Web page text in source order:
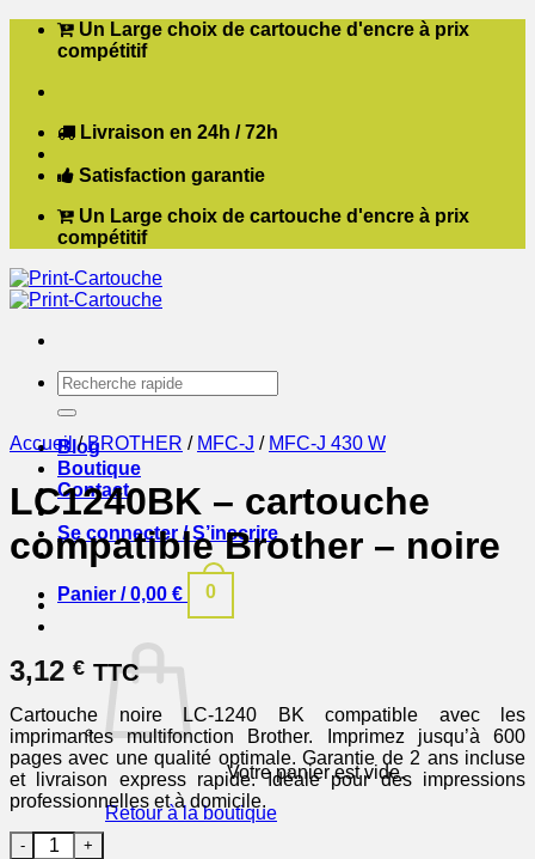
Passer Un Large choix de cartouche d'encre à prix
compétitif
Livraison en 24h / 72h
Satisfaction garantie
Un Large choix de cartouche d'encre à prix
compétitif
Recherche
pour :
Blog
Boutique
Contact
Se connecter / S’inscrire
Panier /0,00 € 0
Votre panier est vide.
Retour à la boutique
Accueil / BROTHER / MFC-J / MFC-J 430 W
LC1240BK – cartouche
compatible Brother – noire
3,12 € TTC
Cartouche noire LC-1240 BK compatible avec les
imprimantes multifonction Brother. Imprimez jusqu’à 600
pages avec une qualité optimale. Garantie de 2 ans incluse
et livraison express rapide. Idéale pour des impressions
professionnelles et à domicile.
quantité de LC1240BK - cartouche compatible Brother - noire